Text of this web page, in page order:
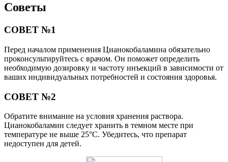
Советы
СОВЕТ №1
Перед началом применения Цианокобаламина обязательно
проконсультируйтесь с врачом. Он поможет определить
необходимую дозировку и частоту инъекций в зависимости от
ваших индивидуальных потребностей и состояния здоровья.
СОВЕТ №2
Обратите внимание на условия хранения раствора.
Цианокобаламин следует хранить в темном месте при
температуре не выше 25°C. Убедитесь, что препарат
недоступен для детей.